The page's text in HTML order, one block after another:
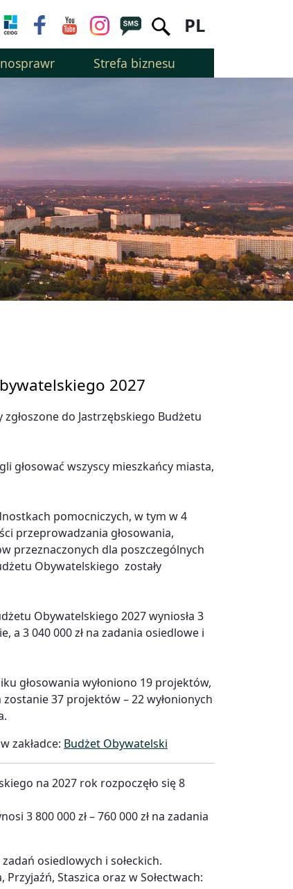
PL
Strefa biznesu
2027
do Jastrzębskiego Budżetu
głosować wszyscy mieszkańcy miasta,
pomocniczych, w tym w 4
przeprowadzania głosowania,
przeznaczonych dla poszczególnych
Obywatelskiego zostały
Obywatelskiego 2027 wyniosła 3
a 3 040 000 zł na zadania osiedlowe i
głosowania wyłoniono 19 projektów,
37 projektów – 22 wyłonionych
zakładce: Budżet Obywatelski
na 2027 rok rozpoczęło się 8
3 800 000 zł – 760 000 zł na zadania
osiedlowych i sołeckich.
Staszica oraz w Sołectwach: